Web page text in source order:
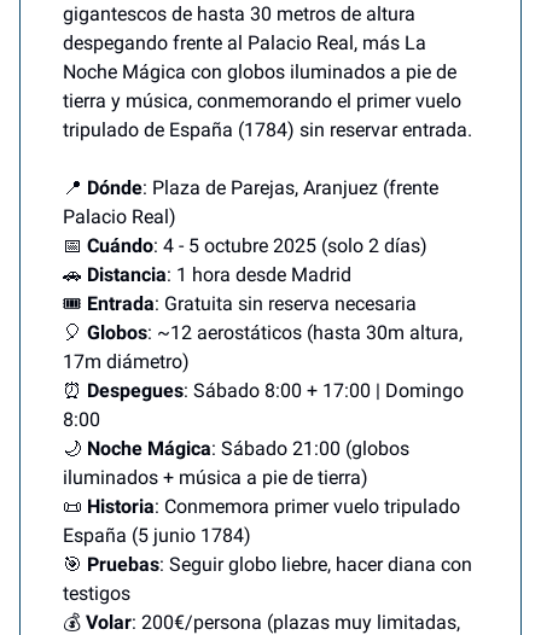
gigantescos de hasta 30 metros de altura
despegando frente al Palacio Real, más La
Noche Mágica con globos iluminados a pie de
tierra y música, conmemorando el primer vuelo
tripulado de España (1784) sin reservar entrada.
📍 Dónde: Plaza de Parejas, Aranjuez (frente
Palacio Real)
📅 Cuándo: 4 - 5 octubre 2025 (solo 2 días)
🚗 Distancia: 1 hora desde Madrid
🎟️ Entrada: Gratuita sin reserva necesaria
🎈 Globos: ~12 aerostáticos (hasta 30m altura,
17m diámetro)
⏰ Despegues: Sábado 8:00 + 17:00 | Domingo
8:00
🌙 Noche Mágica: Sábado 21:00 (globos
iluminados + música a pie de tierra)
📜 Historia: Conmemora primer vuelo tripulado
España (5 junio 1784)
🎯 Pruebas: Seguir globo liebre, hacer diana con
testigos
💰 Volar: 200€/persona (plazas muy limitadas,